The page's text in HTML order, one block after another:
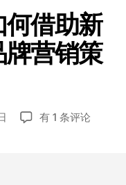
借助新
营销策
企
有 1 条评论